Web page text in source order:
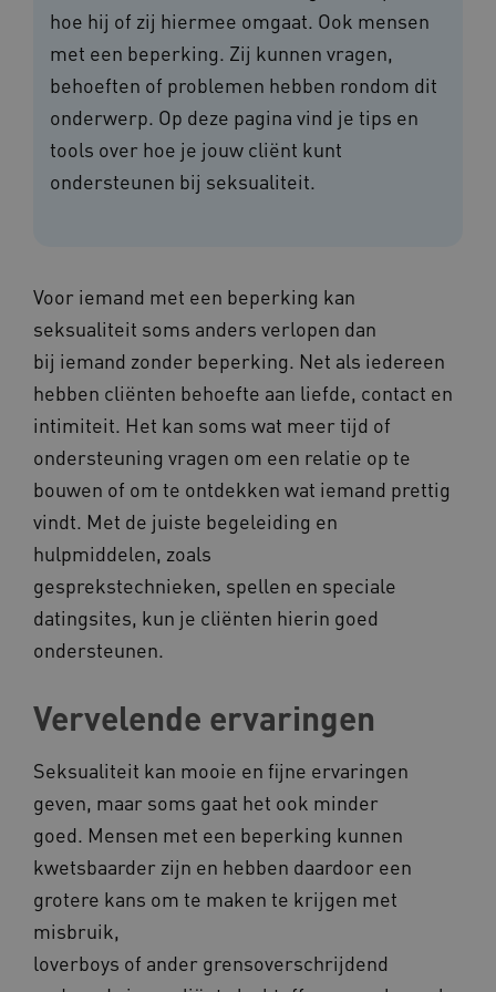
hoe hij of zij hiermee omgaat. Ook mensen
met een beperking. Zij kunnen vragen,
behoeften of problemen hebben rondom dit
onderwerp. Op deze pagina vind je tips en
tools over hoe je jouw cliënt kunt
ondersteunen bij seksualiteit.
Voor iemand met een beperking kan
seksualiteit soms anders verlopen dan
bij iemand zonder beperking. Net als iedereen
hebben cliënten behoefte aan liefde, contact en
intimiteit. Het kan soms wat meer tijd of
ondersteuning vragen om een relatie op te
bouwen of om te ontdekken wat iemand prettig
vindt. Met de juiste begeleiding en
hulpmiddelen, zoals
gesprekstechnieken, spellen en speciale
datingsites, kun je cliënten hierin goed
ondersteunen.
Vervelende ervaringen
Seksualiteit kan mooie en fijne ervaringen
geven, maar soms gaat het ook minder
goed. Mensen met een beperking kunnen
kwetsbaarder zijn en hebben daardoor een
grotere kans om te maken te krijgen met
misbruik,
loverboys of ander grensoverschrijdend